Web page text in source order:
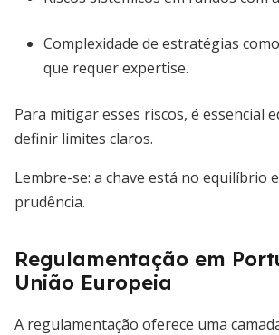
Complexidade de estratégias como
que requer expertise.
Para mitigar esses riscos, é essencial
definir limites claros.
Lembre-se: a chave está no equilíbrio
prudência.
Regulamentação em
União Europeia
A regulamentação oferece uma